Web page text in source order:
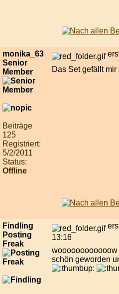
monika_63
Senior
Member
Beiträge
125
Registriert:
5/2/2011
Status:
Offline
Das Set gefällt mir
Findling
Posting
Freak
13:16
schön geworden